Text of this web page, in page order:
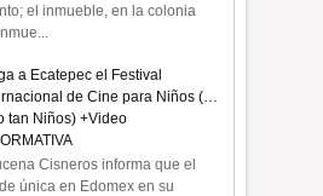
el inmueble, en la colonia
a Ecatepec el Festival
de Cine para Niños (…
tan Niños) +Video
Cisneros informa que el
única en Edomex en su